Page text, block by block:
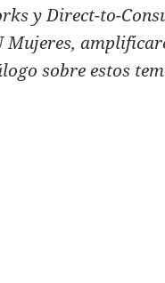
y Direct-to-
Mujeres,
sobre estos